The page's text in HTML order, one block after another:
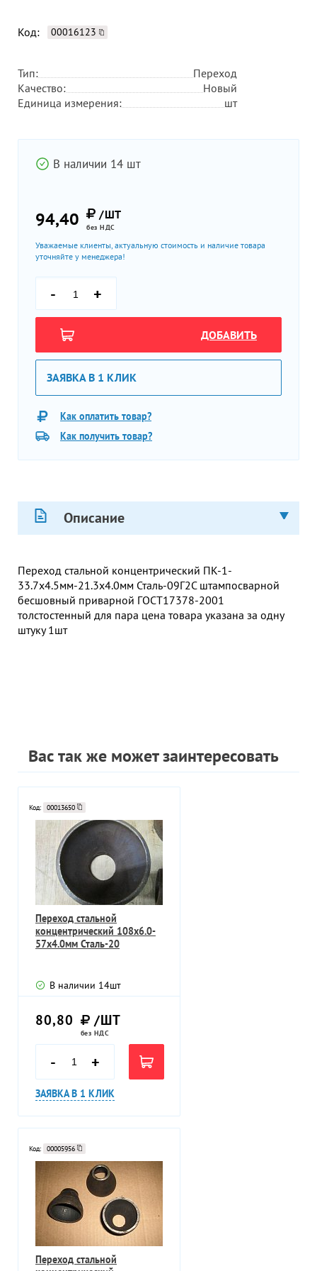
Код: 00016123
Тип:
Переход
Качество:
Новый
Единица измерения:
шт
В наличии 14 шт
94,40 /ШТ
без НДС
Уважаемые клиенты, актуальную стоимость и наличие товара
уточняйте у менеджера!
- +
ДОБАВИТЬ
ЗАЯВКА В 1 КЛИК
Как оплатить товар?
Как получить товар?
Описание
Переход стальной концентрический ПК-1-
33.7х4.5мм-21.3х4.0мм Сталь-09Г2С штампосварной
бесшовный приварной ГОСТ17378-2001
толстостенный для пара цена товара указана за одну
штуку 1шт
Вас так же может заинтересовать
Код: 00013650
Переход стальной
концентрический 108х6.0-
57х4.0мм Сталь-20
В наличии 14шт
80,80 /ШТ
без НДС
- +
ЗАЯВКА В 1 КЛИК
Код: 00005956
Переход стальной